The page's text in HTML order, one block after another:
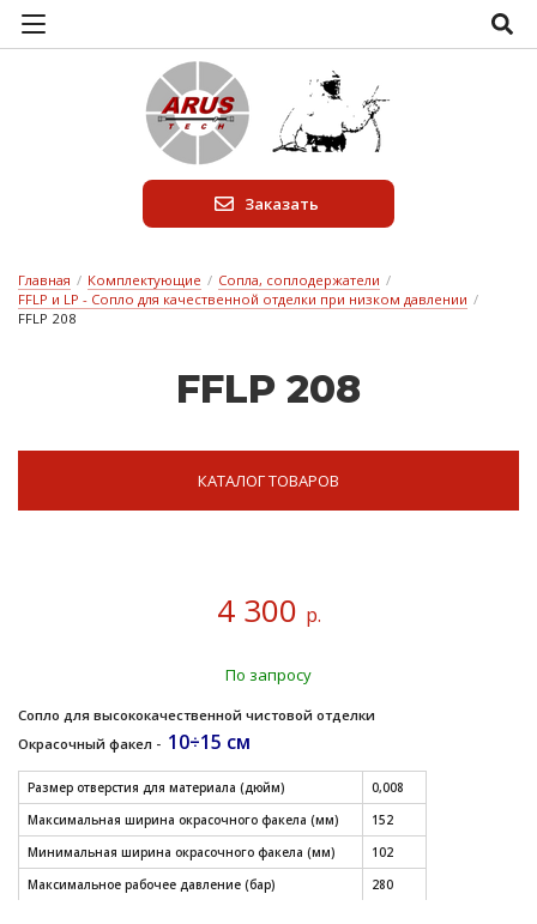
Заказать
Главная / Комплектующие / Сопла, соплодержатели /
FFLP и LP - Сопло для качественной отделки при низком давлении /
FFLP 208
FFLP 208
КАТАЛОГ ТОВАРОВ
4 300 р.
По запросу
Сопло для высококачественной чистовой отделки
Окрасочный факел - 10÷15 см
Размер отверстия для материала (дюйм)
0,008
Максимальная ширина окрасочного факела (мм)
152
Минимальная ширина окрасочного факела (мм)
102
Максимальное рабочее давление (бар)
280